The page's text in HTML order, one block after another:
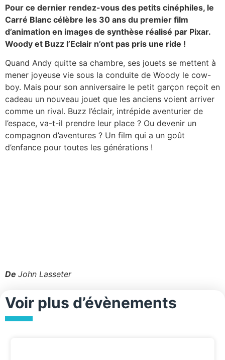
Pour ce dernier rendez-vous des petits cinéphiles, le
Carré Blanc célèbre les 30 ans du premier film
d’animation en images de synthèse réalisé par Pixar.
Woody et Buzz l’Eclair n’ont pas pris une ride !
Quand Andy quitte sa chambre, ses jouets se mettent à
mener joyeuse vie sous la conduite de Woody le cow-
boy. Mais pour son anniversaire le petit garçon reçoit en
cadeau un nouveau jouet que les anciens voient arriver
comme un rival. Buzz l’éclair, intrépide aventurier de
l’espace, va-t-il prendre leur place ? Ou devenir un
compagnon d’aventures ? Un film qui a un goût
d’enfance pour toutes les générations !
De John Lasseter
Voir plus d’évènements